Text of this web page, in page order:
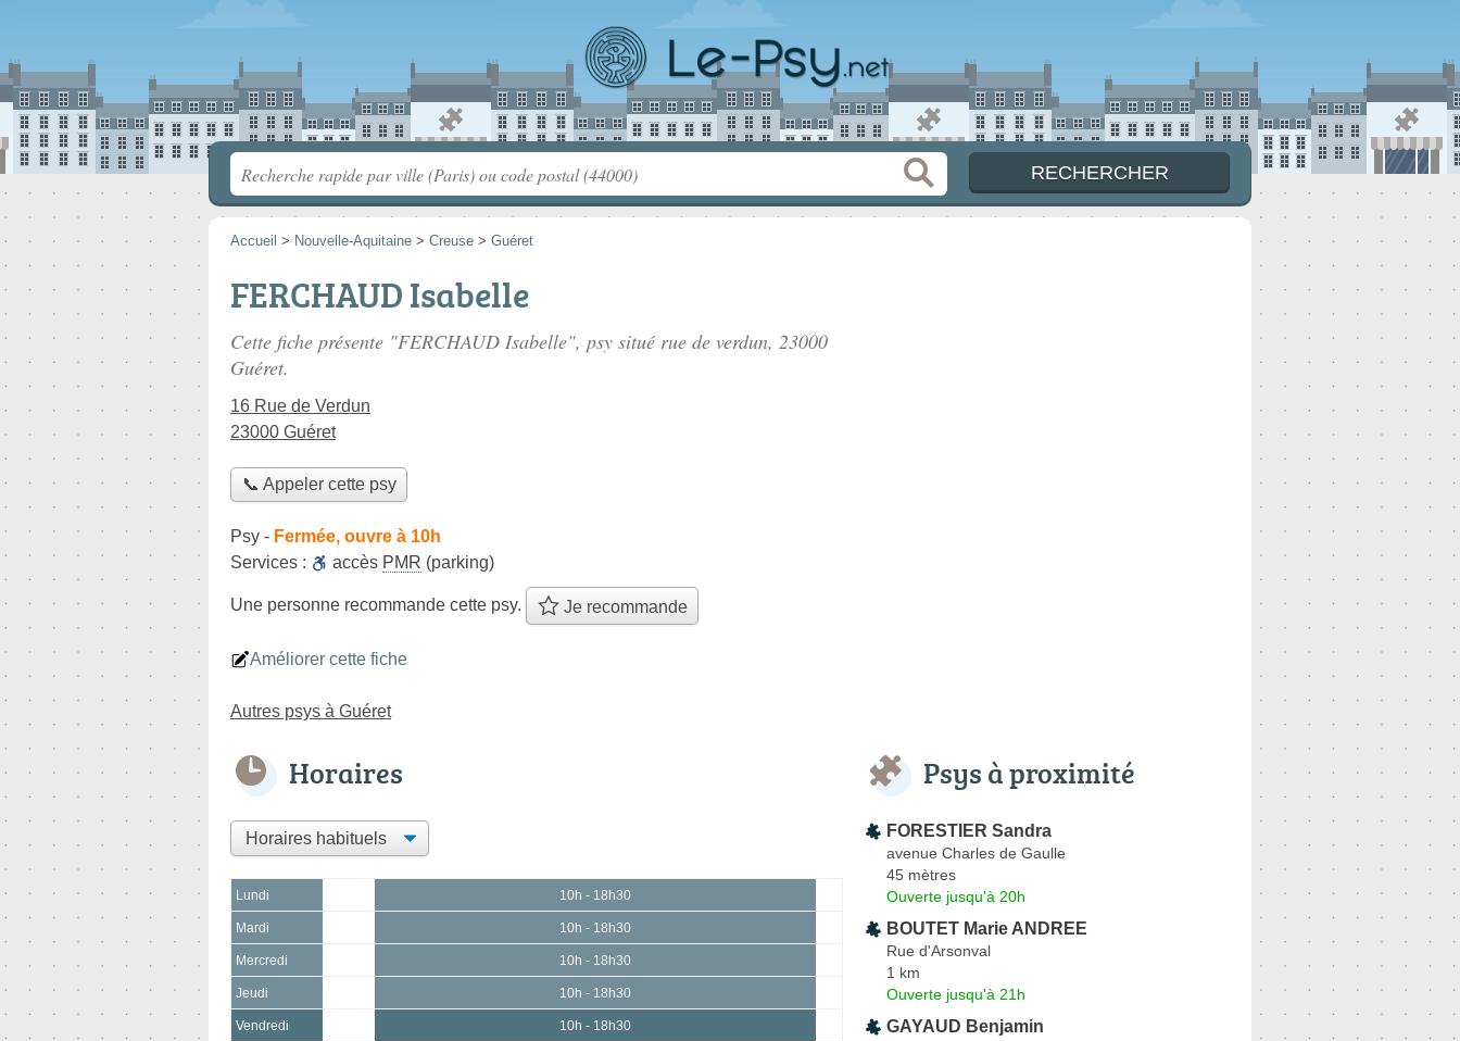
Accueil > Nouvelle-Aquitaine > Creuse > Guéret
FERCHAUD Isabelle
Cette fiche présente "FERCHAUD Isabelle", psy situé rue de verdun, 23000
Guéret.
16 Rue de Verdun
23000 Guéret
📞 Appeler cette psy
Psy - Fermée, ouvre à 10h
Services :
accès PMR (parking)
Une personne recommande cette psy. Je recommande
Améliorer cette fiche
Autres psys à Guéret
Horaires
Lundi 10h - 18h30
Mardi 10h - 18h30
Mercredi 10h - 18h30
Jeudi 10h - 18h30
Vendredi 10h - 18h30
Psys à proximité
FORESTIER Sandra
avenue Charles de Gaulle
45 mètres
Ouverte jusqu'à 20h
BOUTET Marie ANDREE
Rue d'Arsonval
1 km
Ouverte jusqu'à 21h
GAYAUD Benjamin